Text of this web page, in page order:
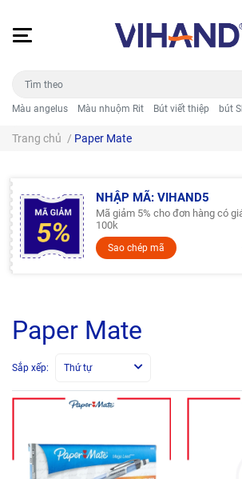
Màu angelus Màu nhuộm Rit Bút viết thiệp bút
Trang chủ / Paper Mate
NHẬP MÃ: VIHAND5
Mã giảm 5% cho đơn hàng có
100k
Sao chép mã
Paper Mate
Sắp xếp: Thứ tự